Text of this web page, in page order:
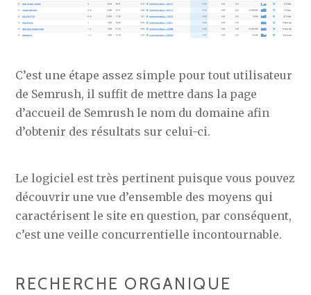
C’est une étape assez simple pour tout utilisateur
de Semrush, il suffit de mettre dans la page
d’accueil de Semrush le nom du domaine afin
d’obtenir des résultats sur celui-ci.
Le logiciel est très pertinent puisque vous pouvez
découvrir une vue d’ensemble des moyens qui
caractérisent le site en question, par conséquent,
c’est une veille concurrentielle incontournable.
RECHERCHE ORGANIQUE